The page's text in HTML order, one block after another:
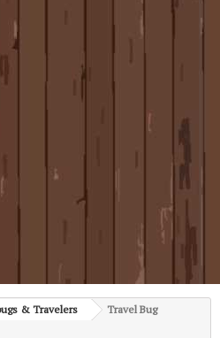
& Travelers
Travel Bug